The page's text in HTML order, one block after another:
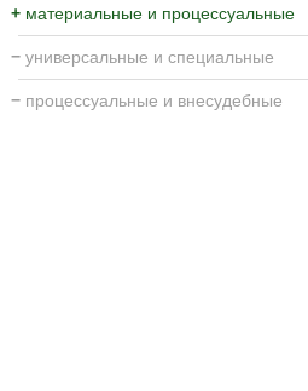
+ материальные и процессуальные
− универсальные и специальные
− процессуальные и внесудебные